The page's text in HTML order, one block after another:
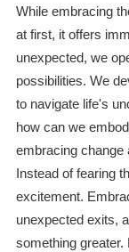
While embracing
at first, it offers
unexpected, we
possibilities. We
to navigate life's
how can we
embracing change
Instead of fearing
excitement.
unexpected exits,
something greater.